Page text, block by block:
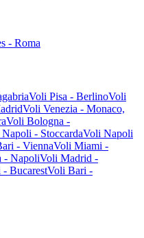
- Roma
Voli Pisa - BerlinoVoli
Voli Venezia - Monaco,
Voli Bologna -
- StoccardaVoli Napoli
- ViennaVoli Miami -
- NapoliVoli Madrid -
BucarestVoli Bari -